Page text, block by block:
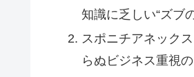
知識に乏しい“ズブ
スポニチアネック
らぬビジネス重視